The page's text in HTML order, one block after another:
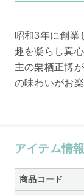
昭和3年に創業
趣を凝らし真
主の栗栖正博
の味わいがお
アイテム情報
商品コード